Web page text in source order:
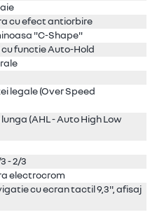
cu efect antiorbire
"C-Shape"
functie Auto-Hold
legale (Over Speed
(AHL - Auto High Low
- 2/3
electrocrom
cu ecran tactil 9,3'', afisaj